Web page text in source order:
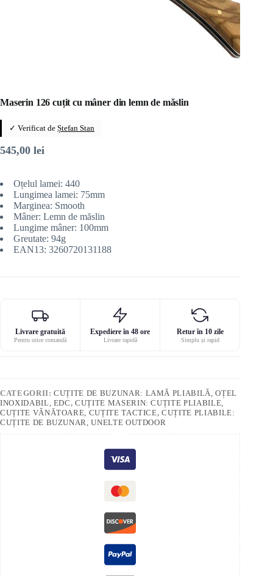
Maserin 126 cuțit cu mâner din lemn de măslin
✓ Verificat de Ștefan Stan
545,00 lei
Oțelul lamei: 440
Lungimea lamei: 75mm
Marginea: Smooth
Mâner: Lemn de măslin
Lungime mâner: 100mm
Greutate: 94g
EAN13: 3260720131188
Livrare gratuită
Pentru orice comandă
Expediere în 48 ore
Livrare rapidă
Retur în 10 zile
Simplu și rapid
CATEGORII:CUȚITE DE BUZUNAR: LAMĂ PLIABILĂ, OȚEL
INOXIDABIL, EDC,CUȚITE MASERIN: CUȚITE PLIABILE,
CUȚITE VÂNĂTOARE, CUȚITE TACTICE,CUȚITE PLIABILE:
CUȚITE DE BUZUNAR, UNELTE OUTDOOR